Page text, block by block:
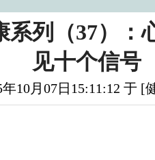
系列（37）：
见十个信号
年10月07日15:11:12 于